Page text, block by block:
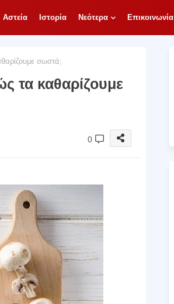
Αστεία Ιστορία Νεότερα Επικοινωνία
σωστά;
τα καθαρίζουμε
0